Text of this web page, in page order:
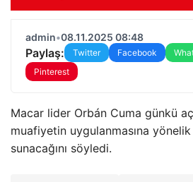
admin•08.11.2025 08:48
Paylaş: Twitter Facebook
Pinterest
Macar lider Orbán Cuma günkü
muafiyetin uygulanmasına
sunacağını söyledi.